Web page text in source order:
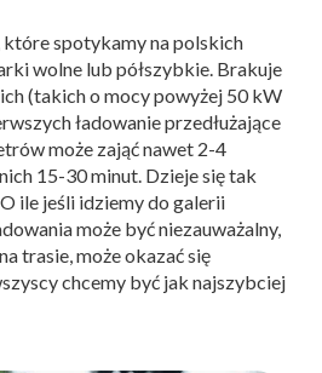
które spotykamy na polskich
wolne lub półszybkie. Brakuje
(takich o mocy powyżej 50 kW
ładowanie przedłużające
może zająć nawet 2-4
15-30 minut. Dzieje się tak
ile jeśli idziemy do galerii
może być niezauważalny,
trasie, może okazać się
chcemy być jak najszybciej